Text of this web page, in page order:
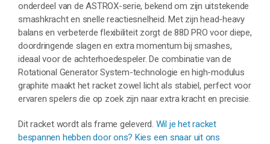
onderdeel van de ASTROX-serie, bekend om zijn uitstekende
smashkracht en snelle reactiesnelheid. Met zijn head-heavy
balans en verbeterde flexibiliteit zorgt de 88D PRO voor diepe,
doordringende slagen en extra momentum bij smashes,
ideaal voor de achterhoedespeler. De combinatie van de
Rotational Generator System-technologie en high-modulus
graphite maakt het racket zowel licht als stabiel, perfect voor
ervaren spelers die op zoek zijn naar extra kracht en precisie.
Dit racket wordt als frame geleverd. Wil je het racket
bespannen hebben door ons? Kies een snaar uit ons